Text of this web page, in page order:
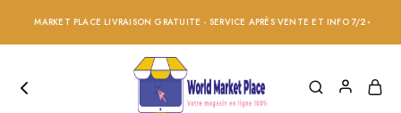
MARKET PLACE LIVRAISON GRATUITE - SERVICE APRÈS VENTE ET INFO 7/24 -